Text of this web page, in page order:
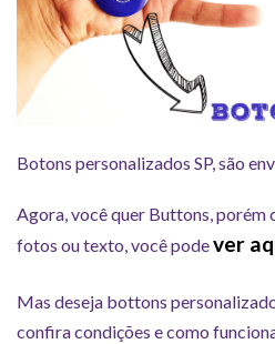
Botons personalizados SP, são
Agora, você quer Buttons, porém
fotos ou texto, você podever
Mas deseja bottons
confira condições e como